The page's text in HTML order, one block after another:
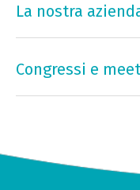
La nostra
Congressi e